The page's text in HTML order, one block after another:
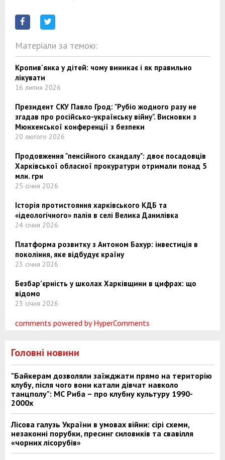
Матеріали за темою:
Кропив'янка у дітей: чому виникає і як правильно
лікувати
16 липня 2026
Президент СКУ Павло Грод: "Рубіо жодного разу не
згадав про російсько-українську війну". Висновки з
Мюнхенської конференції з безпеки
20 лютого 2026
Продовження "пенсійного скандалу": двоє посадовців
Харківської обласної прокуратури отримали понад 5
млн. грн
25 січня 2026
Історія протистояння харківського КДБ та
«ідеологічного» палія в селі Велика Данилівка
24 січня 2026
Платформа розвитку з Антоном Бахур: інвестиція в
покоління, яке відбудує країну
23 січня 2026
Безбар’єрність у школах Харківщини в цифрах: що
відомо
23 січня 2026
comments powered by HyperComments
Головні новини
"Байкерам дозволяли заїжджати прямо на територію
клубу, після чого вони катали дівчат навколо
танцполу": МС Риба – про клубну культуру 1990-
2000х
Лісова галузь України в умовах війни: сірі схеми,
незаконні порубки, пресинг силовиків та свавілля
«чорних лісорубів»